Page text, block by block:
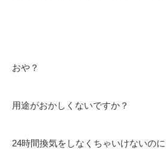
おや？
用途がおかしくないですか？
24時間換気をしなくちゃいけないのに